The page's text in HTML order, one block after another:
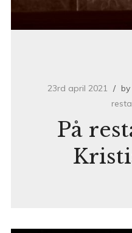
23rd april 2021 by
På